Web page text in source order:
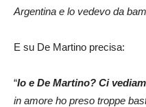
Argentina e lo vedevo da
E su De Martino precisa:
“Io e De Martino? Ci
in amore ho preso troppe